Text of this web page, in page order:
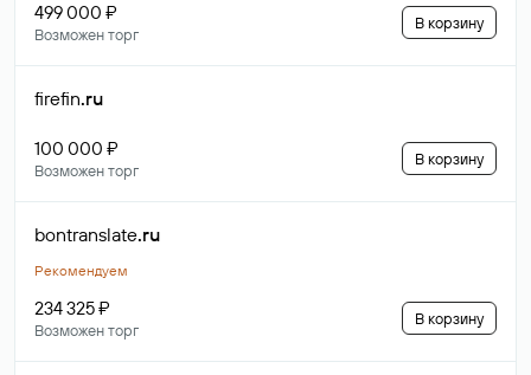
499 000 ₽
Возможен торг
В корзину
firefin.ru
100 000 ₽
Возможен торг
В корзину
bontranslate.ru
Рекомендуем
234 325 ₽
Возможен торг
В корзину